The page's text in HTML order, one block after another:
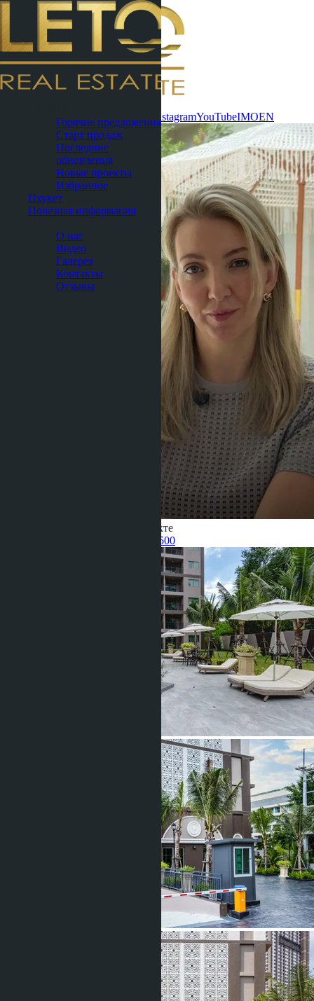
WhatsApp InstagramYouTubeIMOEN
Горячие предложения
Старт продаж
Последние
обновления
Новые проекты
Избранное
Пхукет
Полезная информация
О нас
Видео
Галерея
Контакты
Отзывы
Получить информацию об объекте
+66 80 006 4500